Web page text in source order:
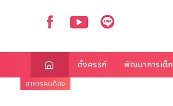
ตั้งครรภ์ พัฒนาการเด็ก
อาหารคนท้อง